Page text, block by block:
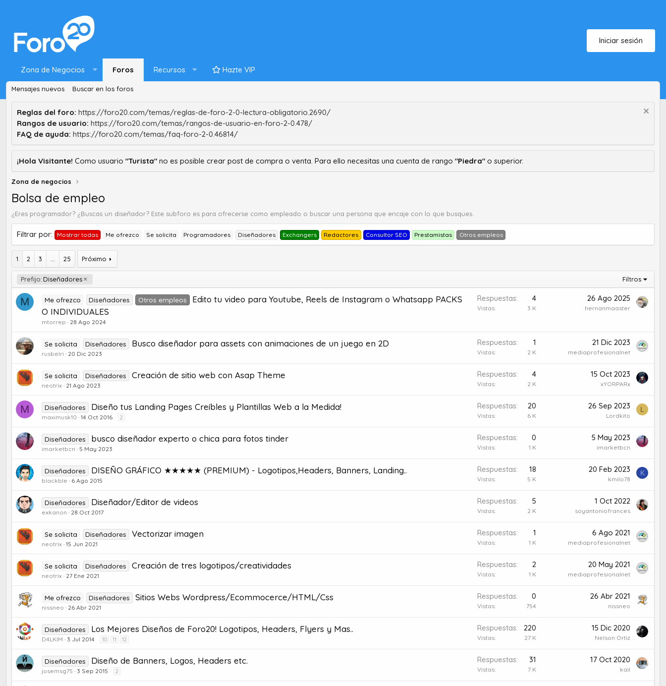
Iniciar sesión
Zona de Negocios Foros Recursos Hazte VIP
Mensajes nuevos Buscar en los foros
Reglas del foro: https://foro20.com/temas/reglas-de-foro-2-0-lectura-obligatorio.2690/
Rangos de usuario: https://foro20.com/temas/rangos-de-usuario-en-foro-2-0.478/
FAQ de ayuda: https://foro20.com/temas/faq-foro-2-0.46814/
¡Hola Visitante! Como usuario "Turista" no es posible crear post de compra o venta. Para ello necesitas una cuenta de rango "Piedra" o superior.
Zona de negocios
Bolsa de empleo
¿Eres programador? ¿Buscas un diseñador? Este subforo es para ofrecerse como empleado o buscar una persona que encaje con lo que busques.
Filtrar por: Mostrar todas Me ofrezco Se solicita Programadores Diseñadores Exchangers Redactores Consultor SEO Prestamistas Otros empleos
1 2 3 25 Próximo
Prefijo:Diseñadores Filtros
M Me ofrezco Diseñadores Otros empleos
Edito tu video para Youtube, Reels de Instagram o Whatsapp PACKS
O INDIVIDUALES
mtorrep 28 Ago 2024
Respuestas 4
Vistas 3 K
26 Ago 2025
hernanmaaster
Se solicita Diseñadores Busco diseñador para assets con animaciones de un juego en 2D
rusbelri 20 Dic 2023
Respuestas 1
Vistas 2 K
21 Dic 2023
mediaprofesionalnet
Se solicita Diseñadores Creación de sitio web con Asap Theme
neotrix 21 Ago 2023
Respuestas 4
Vistas 2 K
15 Oct 2023
xYORPARx
M Diseñadores Diseño tus Landing Pages Creíbles y Plantillas Web a la Medida!
maximusk10 14 Oct 2016 2
Respuestas 20
Vistas 6 K
26 Sep 2023
Lordkito
L
Diseñadores busco diseñador experto o chica para fotos tinder
imarketbcn 5 May 2023
Respuestas 0
Vistas 1 K
5 May 2023
imarketbcn
Diseñadores DISEÑO GRÁFICO ★★★★★ (PREMIUM) - Logotipos,Headers, Banners, Landing..
blackble 6 Ago 2015
Respuestas 18
Vistas 5 K
20 Feb 2023
kmilo78
K
Diseñadores Diseñador/Editor de videos
exkanon 28 Oct 2017
Respuestas 5
Vistas 2 K
1 Oct 2022
soyantoniofrances
Se solicita Diseñadores Vectorizar imagen
neotrix 15 Jun 2021
Respuestas 1
Vistas 1 K
6 Ago 2021
mediaprofesionalnet
Se solicita Diseñadores Creación de tres logotipos/creatividades
neotrix 27 Ene 2021
Respuestas 2
Vistas 1 K
20 May 2021
mediaprofesionalnet
Me ofrezco Diseñadores Sitios Webs Wordpress/Ecommocerce/HTML/Css
nissneo 26 Abr 2021
Respuestas 0
Vistas 754
26 Abr 2021
nissneo
Diseñadores Los Mejores Diseños de Foro20! Logotipos, Headers, Flyers y Mas..
D4LKIM 3 Jul 2014 10 11 12
Respuestas 220
Vistas 27 K
15 Dic 2020
Nelson Ortiz
Diseñadores Diseño de Banners, Logos, Headers etc.
josemsg75 3 Sep 2015 2
Respuestas 31
Vistas 7 K
17 Oct 2020
kail